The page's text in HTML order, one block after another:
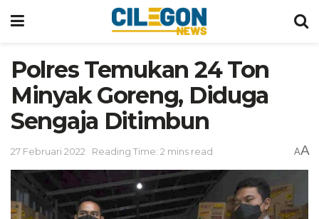
Polres Temukan 24 Ton
Minyak Goreng, Diduga
Sengaja Ditimbun
27 Februari 2022 Reading Time: 2 mins read AA